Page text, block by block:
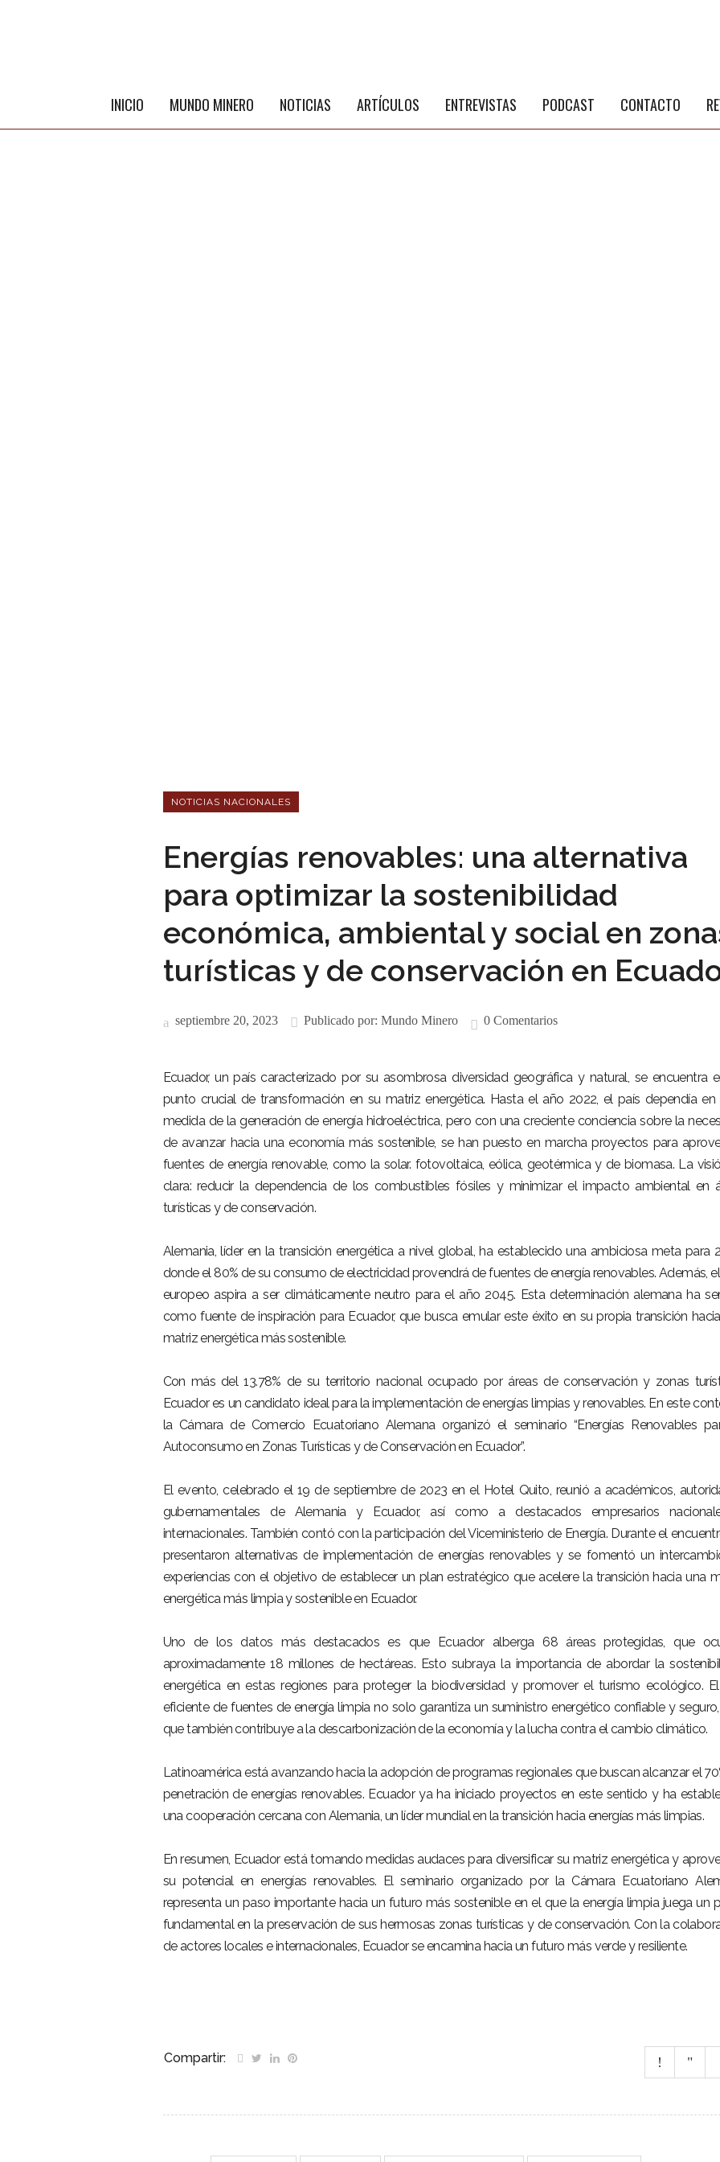
INICIO MUNDO MINERO NOTICIAS ARTÍCULOS ENTREVISTAS PODCAST CONTACTO
NOTICIAS NACIONALES
Energías renovables: una alternativa
para optimizar la sostenibilidad
económica, ambiental y social en
turísticas y de conservación en
septiembre 20, 2023 Publicado por: Mundo Minero 0 Comentarios
Ecuador, un país caracterizado por su asombrosa diversidad geográfica y natural, se encuentra
punto crucial de transformación en su matriz energética. Hasta el año 2022, el país dependía en
medida de la generación de energía hidroeléctrica, pero con una creciente conciencia sobre la
de avanzar hacia una economía más sostenible, se han puesto en marcha proyectos para
fuentes de energía renovable, como la solar. fotovoltaica, eólica, geotérmica y de biomasa. La
clara: reducir la dependencia de los combustibles fósiles y minimizar el impacto ambiental en
turísticas y de conservación.
Alemania, líder en la transición energética a nivel global, ha establecido una ambiciosa meta para
donde el 80% de su consumo de electricidad provendrá de fuentes de energía renovables. Además,
europeo aspira a ser climáticamente neutro para el año 2045. Esta determinación alemana ha
como fuente de inspiración para Ecuador, que busca emular este éxito en su propia transición
matriz energética más sostenible.
Con más del 13.78% de su territorio nacional ocupado por áreas de conservación y zonas
Ecuador es un candidato ideal para la implementación de energías limpias y renovables. En este
la Cámara de Comercio Ecuatoriano Alemana organizó el seminario “Energías Renovables
Autoconsumo en Zonas Turísticas y de Conservación en Ecuador”.
El evento, celebrado el 19 de septiembre de 2023 en el Hotel Quito, reunió a académicos,
gubernamentales de Alemania y Ecuador, así como a destacados empresarios
internacionales. También contó con la participación del Viceministerio de Energía. Durante el
presentaron alternativas de implementación de energías renovables y se fomentó un
experiencias con el objetivo de establecer un plan estratégico que acelere la transición hacia una
energética más limpia y sostenible en Ecuador.
Uno de los datos más destacados es que Ecuador alberga 68 áreas protegidas, que
aproximadamente 18 millones de hectáreas. Esto subraya la importancia de abordar la
energética en estas regiones para proteger la biodiversidad y promover el turismo ecológico.
eficiente de fuentes de energía limpia no solo garantiza un suministro energético confiable y
que también contribuye a la descarbonización de la economía y la lucha contra el cambio climático.
Latinoamérica está avanzando hacia la adopción de programas regionales que buscan alcanzar el
penetración de energías renovables. Ecuador ya ha iniciado proyectos en este sentido y ha
una cooperación cercana con Alemania, un líder mundial en la transición hacia energías más limpias.
En resumen, Ecuador está tomando medidas audaces para diversificar su matriz energética y
su potencial en energías renovables. El seminario organizado por la Cámara Ecuatoriano
representa un paso importante hacia un futuro más sostenible en el que la energía limpia juega un
fundamental en la preservación de sus hermosas zonas turísticas y de conservación. Con la
de actores locales e internacionales, Ecuador se encamina hacia un futuro más verde y resiliente.
Compartir: